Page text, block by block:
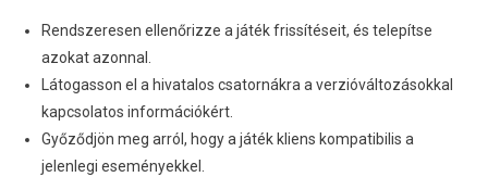
Rendszeresen ellenőrizze a játék frissítéseit, és telepítse
azokat azonnal.
Látogasson el a hivatalos csatornákra a verzióváltozásokkal
kapcsolatos információkért.
Győződjön meg arról, hogy a játék kliens kompatibilis a
jelenlegi eseményekkel.